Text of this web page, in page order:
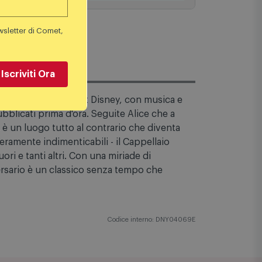
di Walt Disney, con musica e
prima d'ora. Seguite Alice che a
un luogo tutto al contrario che diventa
indimenticabili - il Cappellaio
e tanti altri. Con una miriade di
è un classico senza tempo che
Codice interno: DNY04069E
di Comet,
Iscriviti Ora